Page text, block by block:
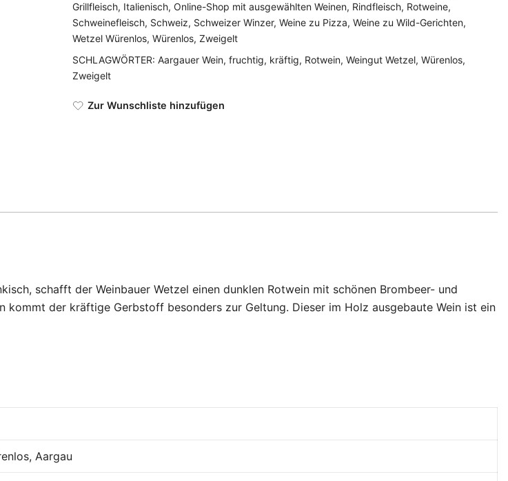
Grillfleisch, Italienisch, Online-Shop mit ausgewählten Weinen, Rindfleisch, Rotweine,
Schweinefleisch, Schweiz, Schweizer Winzer, Weine zu Pizza, Weine zu Wild-Gerichten,
Wetzel Würenlos, Würenlos, Zweigelt
SCHLAGWÖRTER: Aargauer Wein, fruchtig, kräftig, Rotwein, Weingut Wetzel, Würenlos,
Zweigelt
Zur Wunschliste hinzufügen
schafft der Weinbauer Wetzel einen dunklen Rotwein mit schönen Brombeer- und
der kräftige Gerbstoff besonders zur Geltung. Dieser im Holz ausgebaute Wein ist ein
Aargau